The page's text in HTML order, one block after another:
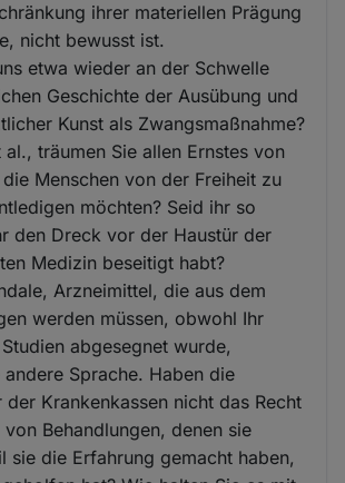
ihrer materiellen Prägung
nicht bewusst ist.
etwa wieder an der Schwelle
Geschichte der Ausübung und
Kunst als Zwangsmaßnahme?
al., träumen Sie allen Ernstes von
Menschen von der Freiheit zu
möchten? Seid ihr so
den Dreck vor der Haustür der
Medizin beseitigt habt?
Arzneimittel, die aus dem
werden müssen, obwohl Ihr
abgesegnet wurde,
andere Sprache. Haben die
der Krankenkassen nicht das Recht
Behandlungen, denen sie
sie die Erfahrung gemacht haben,